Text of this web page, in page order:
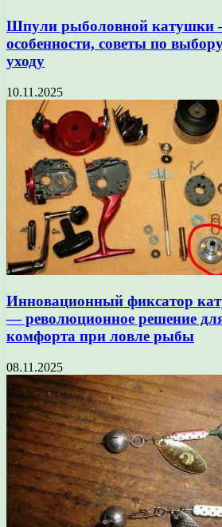
Шпули рыболовной катушки
особенности, советы по
уходу
10.11.2025
Инновационный фиксатор
— революционное решение
комфорта при ловле рыбы
08.11.2025